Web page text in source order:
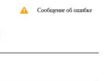
Сообщение об ошибке